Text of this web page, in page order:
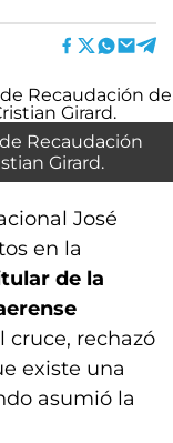
Recaudación
Girard.
José
en la
de la
cruce, rechazó
existe una
asumió la